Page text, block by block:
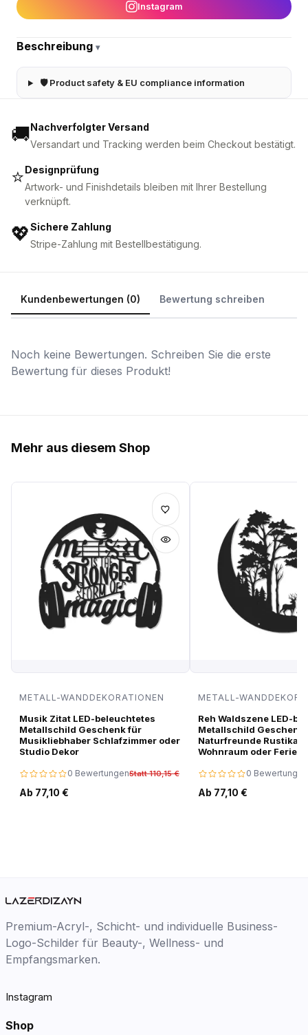
Instagram
Beschreibung ▾
🛡 Product safety & EU compliance information
🚚Nachverfolgter Versand
Versandart und Tracking werden beim Checkout bestätigt.
⭐Designprüfung
Artwork- und Finishdetails bleiben mit Ihrer Bestellung
verknüpft.
💖Sichere Zahlung
Stripe-Zahlung mit Bestellbestätigung.
Kundenbewertungen (0) Bewertung schreiben
Noch keine Bewertungen. Schreiben Sie die erste
Bewertung für dieses Produkt!
Mehr aus diesem Shop
METALL-WANDDEKORATIONEN
Musik Zitat LED-beleuchtetes
Metallschild Geschenk für
Musikliebhaber Schlafzimmer oder
Studio Dekor
0 BewertungenStatt 110,15 €
Ab 77,10 €
METALL-
Reh Waldszene LED-
Metallschild Geschenk
Naturfreunde
Wohnraum oder
0 Bewertungen
Ab 77,10 €
Premium-Acryl-, Schicht- und individuelle Business-
Logo-Schilder für Beauty-, Wellness- und
Empfangsmarken.
Instagram
Shop